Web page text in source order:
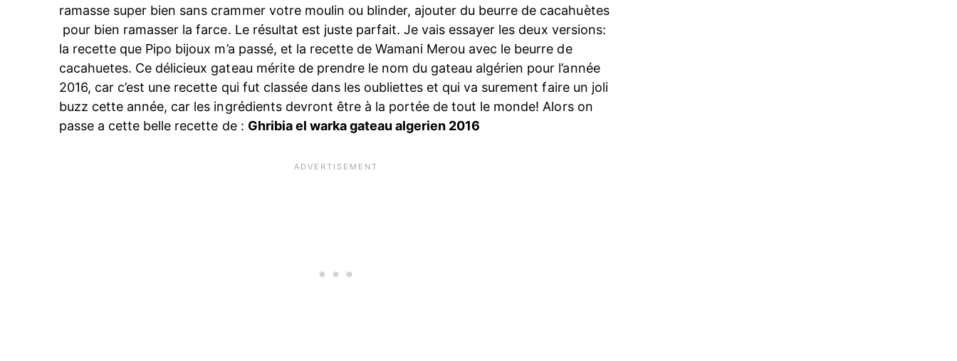
ramasse super bien sans crammer votre moulin ou blinder, ajouter du beurre de cacahuètes
pour bien ramasser la farce. Le résultat est juste parfait. Je vais essayer les deux versions:
la recette que Pipo bijoux m’a passé, et la recette de Wamani Merou avec le beurre de
cacahuetes. Ce délicieux gateau mérite de prendre le nom du gateau algérien pour l’année
2016, car c’est une recette qui fut classée dans les oubliettes et qui va surement faire un joli
buzz cette année, car les ingrédients devront être à la portée de tout le monde! Alors on
passe a cette belle recette de : Ghribia el warka gateau algerien 2016